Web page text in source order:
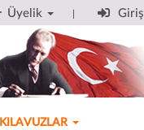
Üyelik Giriş
KILAVUZLAR